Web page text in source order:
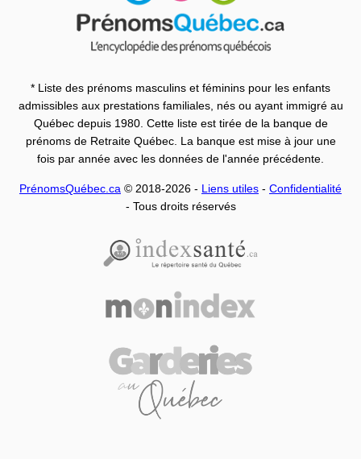
* Liste des prénoms masculins et féminins pour les enfants
admissibles aux prestations familiales, nés ou ayant immigré au
Québec depuis 1980. Cette liste est tirée de la banque de
prénoms de Retraite Québec. La banque est mise à jour une
fois par année avec les données de l'année précédente.
PrénomsQuébec.ca © 2018-2026 - Liens utiles - Confidentialité
- Tous droits réservés